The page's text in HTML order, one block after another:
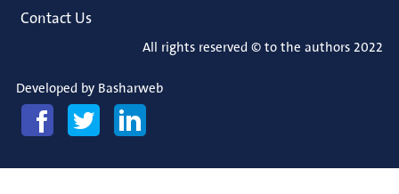
Contact Us
All rights reserved © to the authors 2022
Developed by Basharweb